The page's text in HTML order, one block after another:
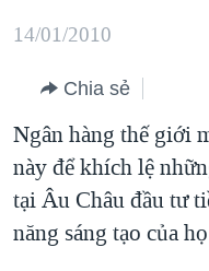
dung
chính
điều
hướng
chính
Đi
BIỂN ĐÔNG
BLOG
DIỄN ĐÀN
MỤC
TỰ DO BÁO CHÍ
CHUYÊN ĐỀ
14/01/2010
Chia sẻ
Ngân hàng thế giới
này để khích lệ
tại Âu Châu đầu tư
năng sáng tạo của